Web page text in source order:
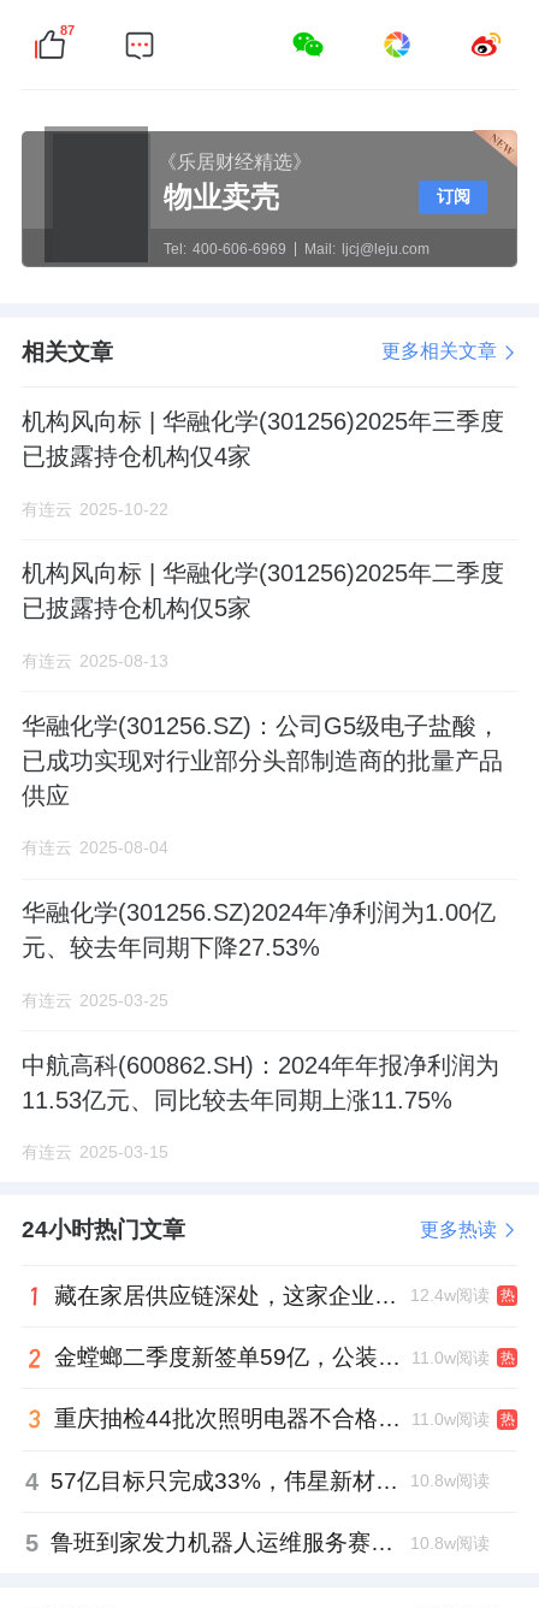
87
《乐居财经精选》
物业卖壳
Tel: 400-606-6969 Mail: ljcj@leju.com
订阅
相关文章 更多相关文章
机构风向标 | 华融化学(301256)2025年三季度
已披露持仓机构仅4家
有连云 2025-10-22
机构风向标 | 华融化学(301256)2025年二季度
已披露持仓机构仅5家
有连云 2025-08-13
华融化学(301256.SZ)：公司G5级电子盐酸，
已成功实现对行业部分头部制造商的批量产品
供应
有连云 2025-08-04
华融化学(301256.SZ)2024年净利润为1.00亿
元、较去年同期下降27.53%
有连云 2025-03-25
中航高科(600862.SH)：2024年年报净利润为
11.53亿元、同比较去年同期上涨11.75%
有连云 2025-03-15
24小时热门文章 更多热读
藏在家居供应链深处，这家企业正在悄悄转型 12.4w阅读 热
金螳螂二季度新签单59亿，公装业务贡献逾八成 11.0w阅读 热
重庆抽检44批次照明电器不合格，木林森全资子公司被点名 11.0w阅读 热
4 57亿目标只完成33%，伟星新材董事长金红阳达标之路还有多远？ 10.8w阅读
5 鲁班到家发力机器人运维服务赛道，邓崴与张卫军握手合作 10.8w阅读